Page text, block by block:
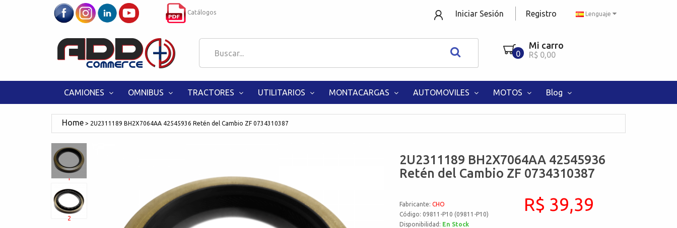
Lenguaje
Catálogos Iniciar Sesión Registro
0
Mi carro
R$ 0,00
CAMIONES OMNIBUS TRACTORES UTILITARIOS MONTACARGAS AUTOMOVILES MOTOS Blog
2U2311189 BH2X7064AA 42545936 Retén del Cambio ZF 0734310387
1
2
2U2311189 BH2X7064AA 42545936
Retén del Cambio ZF 0734310387
Fabricante:CHO
Código: 09811-P10 (09811-P10)
Disponibilidad: En Stock
R$ 39,39